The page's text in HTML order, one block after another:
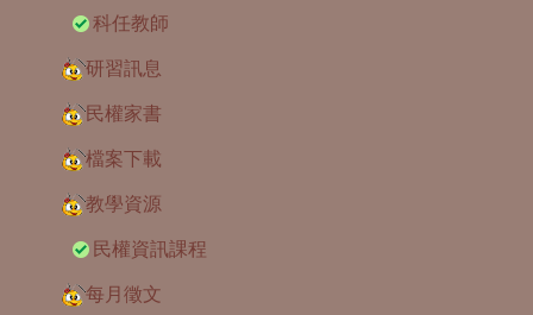
科任教師
研習訊息
民權家書
檔案下載
教學資源
民權資訊課程
每月徵文